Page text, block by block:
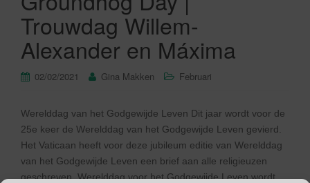
Trouwdag Willem-
Alexander en Máxima
02/02/2021 Gina Makken Februari
Werelddag van het Godgewijde Leven Dit jaar wordt voor de
25e keer de Werelddag van het Godgewijde Leven gevierd.
Het Vaticaan heeft voor deze jubileum editie van Werelddag
van het Godgewijde Leven een brief aan alle religieuzen
geschreven. Werelddag voor het Godgewijde Leven wordt